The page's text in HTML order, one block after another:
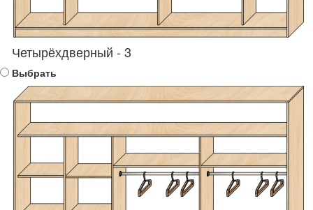
Четырёхдверный - 3
Выбрать